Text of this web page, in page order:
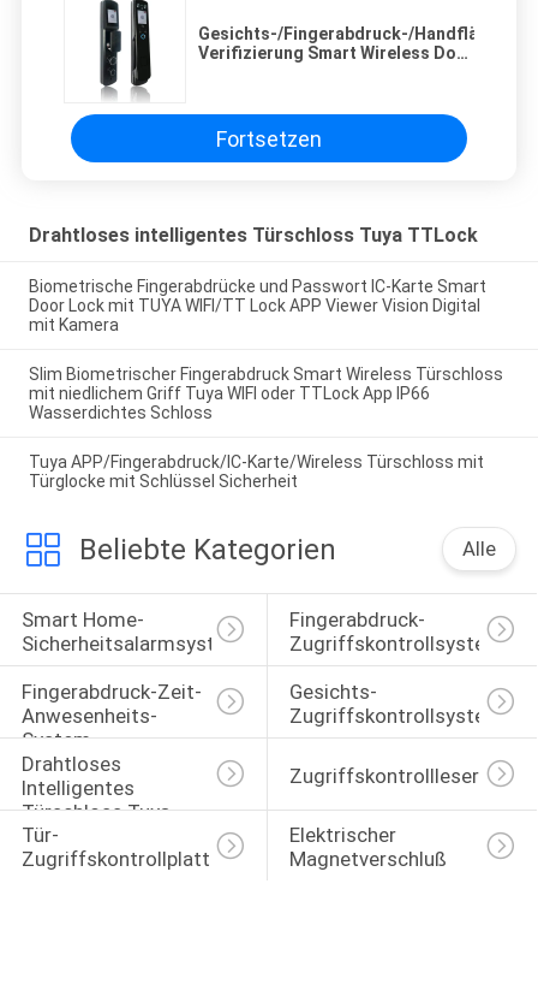
Gesichts-/Fingerabdruck-/Handfläche-/
Verifizierung Smart Wireless Door
Fortsetzen
Drahtloses intelligentes Türschloss Tuya TTLock
Biometrische Fingerabdrücke und Passwort IC-Karte Smart
Door Lock mit TUYA WIFI/TT Lock APP Viewer Vision Digital
mit Kamera
Slim Biometrischer Fingerabdruck Smart Wireless Türschloss
mit niedlichem Griff Tuya WIFI oder TTLock App IP66
Wasserdichtes Schloss
Tuya APP/Fingerabdruck/IC-Karte/Wireless Türschloss mit
Türglocke mit Schlüssel Sicherheit
Beliebte Kategorien Alle
Smart Home-
Sicherheitsalarmsystem
Fingerabdruck-
Zugriffskontrollsystem
Fingerabdruck-Zeit-
Anwesenheits-
System
Gesichts-
Zugriffskontrollsystem
Drahtloses
Intelligentes
Türschloss Tuya
TTLock
Zugriffskontrollleser
Tür-
Zugriffskontrollplatte
Elektrischer
Magnetverschluß